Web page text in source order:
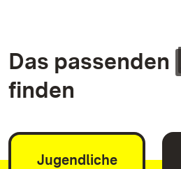
Das passenden
finden
Jugendliche